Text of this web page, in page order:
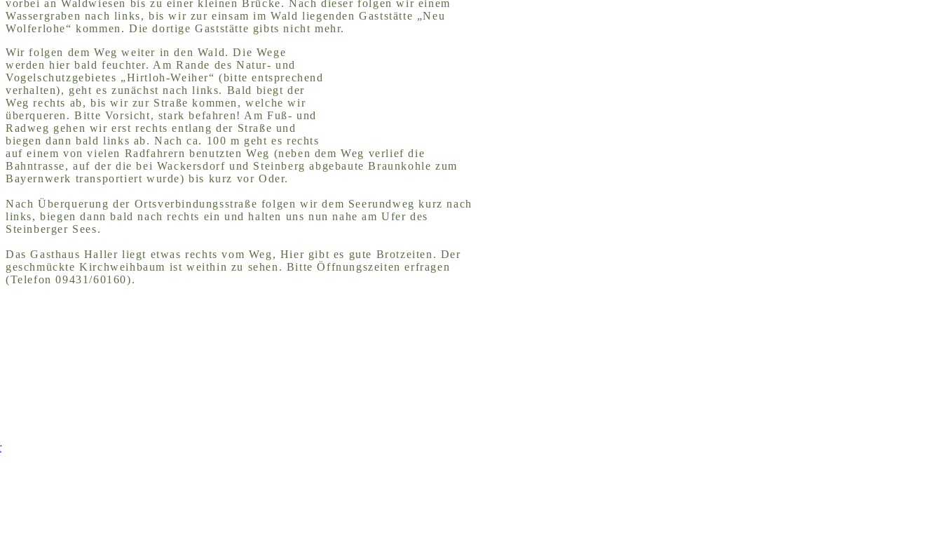
vorbei an Waldwiesen bis zu einer kleinen Brücke. Nach dieser folgen wir einem
Wassergraben nach links, bis wir zur einsam im Wald liegenden Gaststätte „Neu
Wolferlohe“ kommen. Die dortige Gaststätte gibts nicht mehr.
Wir folgen dem Weg weiter in den Wald. Die Wege
werden hier bald feuchter. Am Rande des Natur- und
Vogelschutzgebietes „Hirtloh-Weiher“ (bitte entsprechend
verhalten), geht es zunächst nach links. Bald biegt der
Weg rechts ab, bis wir zur Straße kommen, welche wir
überqueren. Bitte Vorsicht, stark befahren! Am Fuß- und
Radweg gehen wir erst rechts entlang der Straße und
biegen dann bald links ab. Nach ca. 100 m geht es rechts
auf einem von vielen Radfahrern benutzten Weg (neben dem Weg verlief die
Bahntrasse, auf der die bei Wackersdorf und Steinberg abgebaute Braunkohle zum
Bayernwerk transportiert wurde) bis kurz vor Oder.
Nach Überquerung der Ortsverbindungsstraße folgen wir dem Seerundweg kurz nach
links, biegen dann bald nach rechts ein und halten uns nun nahe am Ufer des
Steinberger Sees.
Das Gasthaus Haller liegt etwas rechts vom Weg, Hier gibt es gute Brotzeiten. Der
geschmückte Kirchweihbaum ist weithin zu sehen. Bitte Öffnungszeiten erfragen
(Telefon 09431/60160).